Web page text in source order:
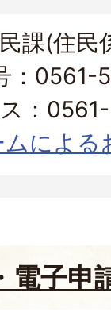
課(住民
：0561-
：
による
電子申